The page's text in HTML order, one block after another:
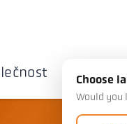
Choose
Would you